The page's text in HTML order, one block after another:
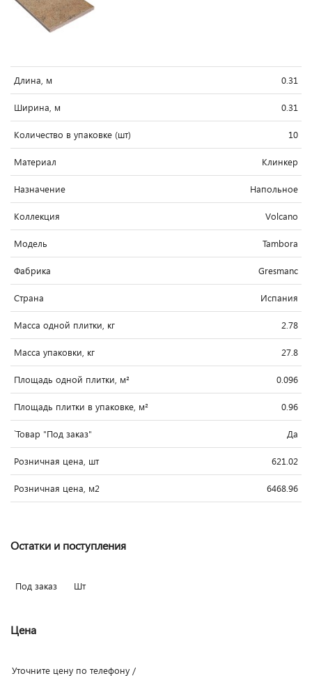
Длина, м 0.31
Ширина, м 0.31
Количество в упаковке (шт) 10
Материал Клинкер
Назначение Напольное
Коллекция Volcano
Модель Tambora
Фабрика Gresmanc
Страна Испания
Масса одной плитки, кг 2.78
Масса упаковки, кг 27.8
Площадь одной плитки, м² 0.096
Площадь плитки в упаковке, м² 0.96
`Товар "Под заказ" Да
Розничная цена, шт 621.02
Розничная цена, м2 6468.96
Остатки и поступления
Под заказ Шт
Цена
Уточните цену по телефону /